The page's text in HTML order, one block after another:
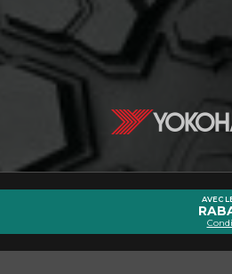
AVEC
le
Marque
VÉHICULE